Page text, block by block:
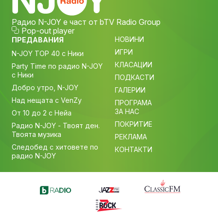
Радио N-JOY е част от bTV Radio Group
Pop-out player
ПРЕДАВАНИЯ
N-JOY TOP 40 с Ники
Party Time по радио N-JOY
с Ники
Добро утро, N-JOY
Над нещата с VenZy
От 10 до 2 с Нейа
Радио N-JOY - Твоят ден.
Твоята музика
Следобед с хитовете по
радио N-JOY
НОВИНИ
ИГРИ
КЛАСАЦИИ
ПОДКАСТИ
ГАЛЕРИИ
ПРОГРАМА
ЗА НАС
ПОКРИТИЕ
РЕКЛАМА
КОНТАКТИ